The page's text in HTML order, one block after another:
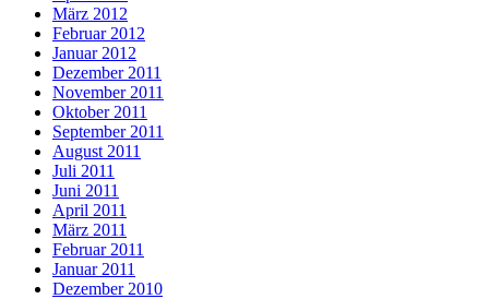
März 2012
Februar 2012
Januar 2012
Dezember 2011
November 2011
Oktober 2011
September 2011
August 2011
Juli 2011
Juni 2011
April 2011
März 2011
Februar 2011
Januar 2011
Dezember 2010